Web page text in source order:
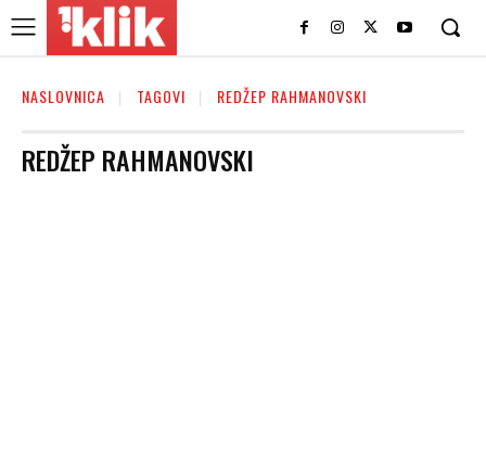
NASLOVNICA TAGOVI REDŽEP RAHMANOVSKI
REDŽEP RAHMANOVSKI